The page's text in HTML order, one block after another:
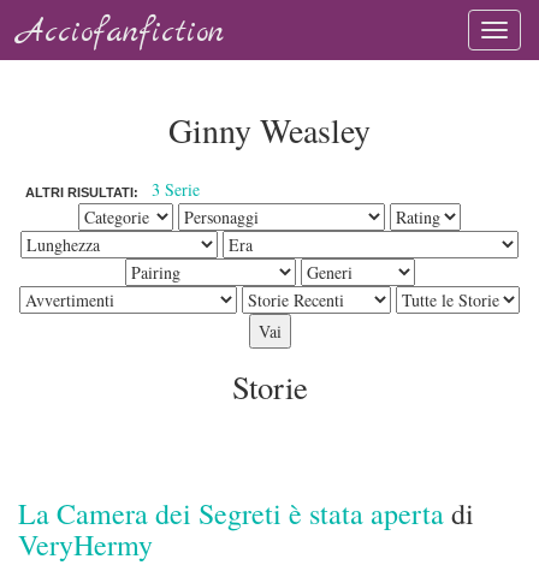
Acciofanfiction
Ginny Weasley
ALTRI RISULTATI: 3 Serie
Storie
La Camera dei Segreti è stata apertadi
VeryHermy